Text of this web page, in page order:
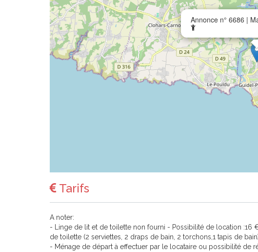
Annonce n° 6686 |
Tarifs
A noter:
- Linge de lit et de toilette non fourni - Possibilité de location
de toilette (2 serviettes, 2 draps de bain, 2 torchons,1 tapis de
- Ménage de départ à effectuer par le locataire ou possibilité de